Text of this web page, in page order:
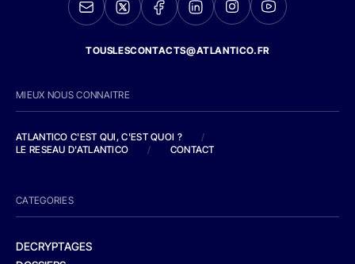
TOUSLESCONTACTS@ATLANTICO.FR
MIEUX NOUS CONNAITRE
ATLANTICO C'EST QUI, C'EST QUOI ?
/
LE RESEAU D'ATLANTICO
/ CONTACT
CATEGORIES
DECRYPTAGES